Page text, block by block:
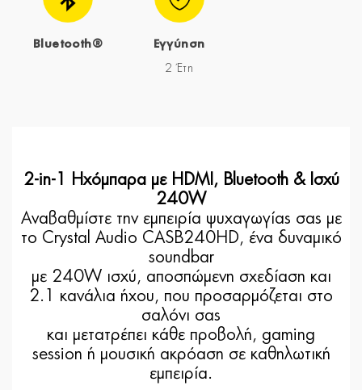
Bluetooth® Εγγύηση
2 Έτη
2-in-1 Ηχόμπαρα με HDMI, Bluetooth & Ισχύ
240W
Αναβαθμίστε την εμπειρία ψυχαγωγίας σας με
το Crystal Audio CASB240HD, ένα δυναμικό
soundbar
με 240W ισχύ, αποσπώμενη σχεδίαση και
2.1 κανάλια ήχου, που προσαρμόζεται στο
σαλόνι σας
και μετατρέπει κάθε προβολή, gaming
session ή μουσική ακρόαση σε καθηλωτική
εμπειρία.